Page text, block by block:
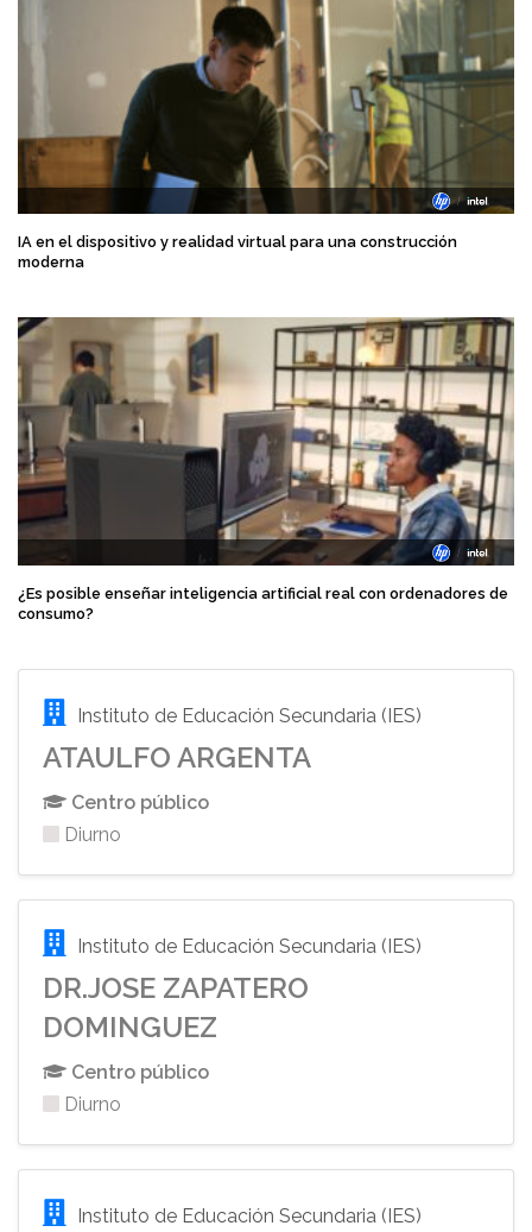
IA en el dispositivo y realidad virtual para una construcción
moderna
¿Es posible enseñar inteligencia artificial real con ordenadores de
consumo?
Instituto de Educación Secundaria (IES)
ATAULFO ARGENTA
Centro público
Diurno
Instituto de Educación Secundaria (IES)
DR.JOSE ZAPATERO
DOMINGUEZ
Centro público
Diurno
Instituto de Educación Secundaria (IES)